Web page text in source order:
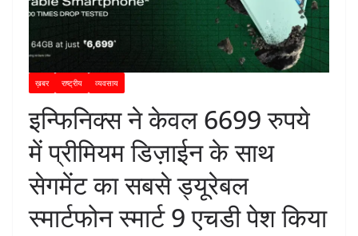
ख़बर राष्ट्रीय व्यवसाय
इन्फिनिक्स ने केवल 6699 रुपये
में प्रीमियम डिज़ाईन के साथ
सेगमेंट का सबसे ड्यूरेबल
स्मार्टफोन स्मार्ट 9 एचडी पेश किया